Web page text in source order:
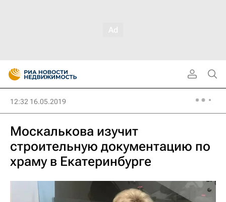
12:32 16.05.2019
Москалькова изучит
строительную документацию по
храму в Екатеринбурге